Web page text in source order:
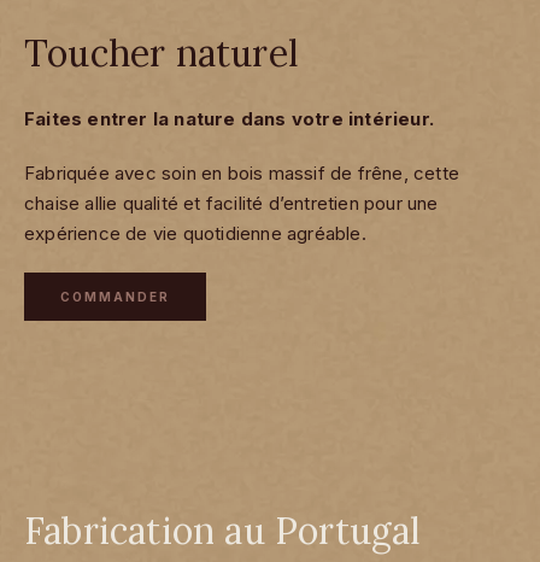
Toucher naturel
Faites entrer la nature dans votre intérieur.
Fabriquée avec soin en bois massif de frêne, cette
chaise allie qualité et facilité d’entretien pour une
expérience de vie quotidienne agréable.
COMMANDER
Fabrication au Portugal